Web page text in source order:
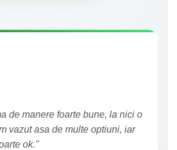
de manere foarte bune, la nici o
vazut asa de multe optiuni, iar
ok."